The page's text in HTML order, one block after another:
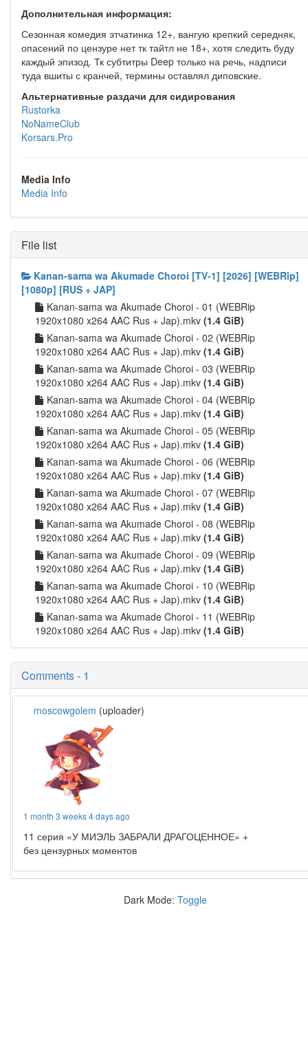
Дополнительная информация:
Сезонная комедия этчатинка 12+, вангую крепкий середняк,
опасений по цензуре нет тк тайтл не 18+, хотя следить буду
каждый эпизод. Тк субтитры Deep только на речь, надписи
туда вшиты с кранчей, термины оставлял диповские.
Альтернативные раздачи для сидирования
Rustorka
NoNameClub
Korsars.Pro
Media Info
Media Info
File list
Kanan-sama wa Akumade Choroi [TV-1] [2026] [WEBRip]
[1080p] [RUS + JAP]
Kanan-sama wa Akumade Choroi - 01 (WEBRip
1920x1080 x264 AAC Rus + Jap).mkv (1.4 GiB)
Kanan-sama wa Akumade Choroi - 02 (WEBRip
1920x1080 x264 AAC Rus + Jap).mkv (1.4 GiB)
Kanan-sama wa Akumade Choroi - 03 (WEBRip
1920x1080 x264 AAC Rus + Jap).mkv (1.4 GiB)
Kanan-sama wa Akumade Choroi - 04 (WEBRip
1920x1080 x264 AAC Rus + Jap).mkv (1.4 GiB)
Kanan-sama wa Akumade Choroi - 05 (WEBRip
1920x1080 x264 AAC Rus + Jap).mkv (1.4 GiB)
Kanan-sama wa Akumade Choroi - 06 (WEBRip
1920x1080 x264 AAC Rus + Jap).mkv (1.4 GiB)
Kanan-sama wa Akumade Choroi - 07 (WEBRip
1920x1080 x264 AAC Rus + Jap).mkv (1.4 GiB)
Kanan-sama wa Akumade Choroi - 08 (WEBRip
1920x1080 x264 AAC Rus + Jap).mkv (1.4 GiB)
Kanan-sama wa Akumade Choroi - 09 (WEBRip
1920x1080 x264 AAC Rus + Jap).mkv (1.4 GiB)
Kanan-sama wa Akumade Choroi - 10 (WEBRip
1920x1080 x264 AAC Rus + Jap).mkv (1.4 GiB)
Kanan-sama wa Akumade Choroi - 11 (WEBRip
1920x1080 x264 AAC Rus + Jap).mkv (1.4 GiB)
Comments - 1
moscowgolem (uploader)
1 month 3 weeks 4 days ago
11 серия «У МИЭЛЬ ЗАБРАЛИ ДРАГОЦЕННОЕ» +
без цензурных моментов
Dark Mode: Toggle